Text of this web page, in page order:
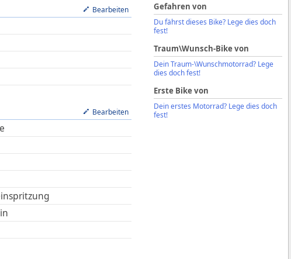
Bearbeiten
Bearbeiten
Gefahren von
Du fährst dieses Bike? Lege dies doch
fest!
Traum\Wunsch-Bike von
Dein Traum-\Wunschmotorrad? Lege
dies doch fest!
Erste Bike von
Dein erstes Motorrad? Lege dies doch
fest!